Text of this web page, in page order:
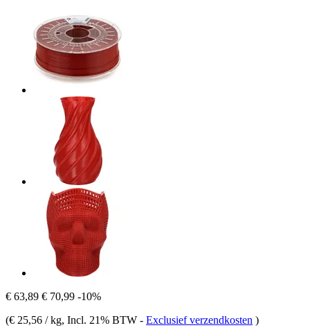
€ 63,89 € 70,99 -10%
(€ 25,56 / kg, Incl. 21% BTW - Exclusief verzendkosten )